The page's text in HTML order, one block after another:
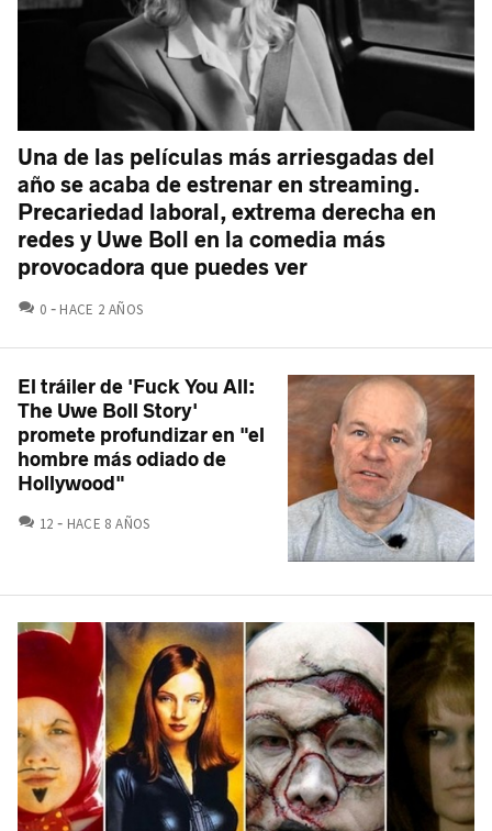
Una de las películas más arriesgadas del
año se acaba de estrenar en streaming.
Precariedad laboral, extrema derecha en
redes y Uwe Boll en la comedia más
provocadora que puedes ver
0 COMENTARIOS
HACE 2 AÑOS
El tráiler de 'Fuck You All:
The Uwe Boll Story'
promete profundizar en "el
hombre más odiado de
Hollywood"
12 COMENTARIOS
HACE 8 AÑOS